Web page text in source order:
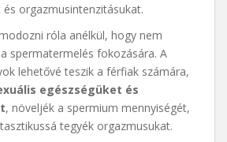
orgazmusintenzitásukat.
róla anélkül, hogy nem
spermatermelés fokozására. A
lehetővé teszik a férfiak számára,
egészségüket és
, növeljék a spermium mennyiségét,
tegyék orgazmusukat.